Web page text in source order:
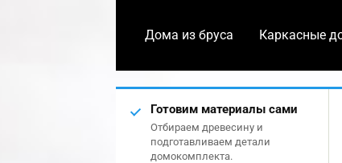
Дома из бруса Каркасные
Готовим материалы сами
Отбираем древесину и
подготавливаем детали
домокомплекта.